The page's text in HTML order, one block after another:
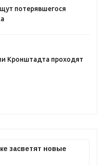
потерявшегося
Кронштадта проходят
засветят новые